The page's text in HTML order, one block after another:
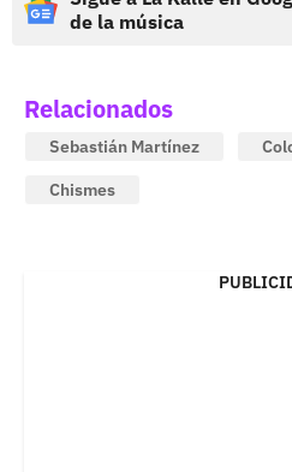
de la música
Relacionados
Sebastián Martínez
Chismes